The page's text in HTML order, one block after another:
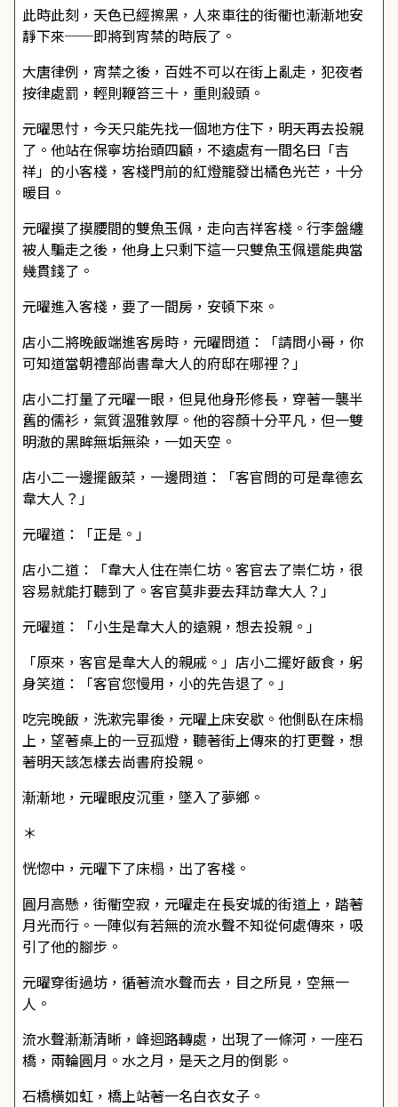
此時此刻，天色已經擦黑，人來車往的街衢也漸漸地安
靜下來──即將到宵禁的時辰了。
大唐律例，宵禁之後，百姓不可以在街上亂走，犯夜者
按律處罰，輕則鞭笞三十，重則殺頭。
元曜思忖，今天只能先找一個地方住下，明天再去投親
了。他站在保寧坊抬頭四顧，不遠處有一間名曰「吉
祥」的小客棧，客棧門前的紅燈籠發出橘色光芒，十分
暖目。
元曜摸了摸腰間的雙魚玉佩，走向吉祥客棧。行李盤纏
被人騙走之後，他身上只剩下這一只雙魚玉佩還能典當
幾貫錢了。
元曜進入客棧，要了一間房，安頓下來。
店小二將晚飯端進客房時，元曜問道：「請問小哥，你
可知道當朝禮部尚書韋大人的府邸在哪裡？」
店小二打量了元曜一眼，但見他身形修長，穿著一襲半
舊的儒衫，氣質溫雅敦厚。他的容顏十分平凡，但一雙
明澈的黑眸無垢無染，一如天空。
店小二一邊擺飯菜，一邊問道：「客官問的可是韋德玄
韋大人？」
元曜道：「正是。」
店小二道：「韋大人住在崇仁坊。客官去了崇仁坊，很
容易就能打聽到了。客官莫非要去拜訪韋大人？」
元曜道：「小生是韋大人的遠親，想去投親。」
「原來，客官是韋大人的親戚。」店小二擺好飯食，躬
身笑道：「客官您慢用，小的先告退了。」
吃完晚飯，洗漱完畢後，元曜上床安歇。他側臥在床榻
上，望著桌上的一豆孤燈，聽著街上傳來的打更聲，想
著明天該怎樣去尚書府投親。
漸漸地，元曜眼皮沉重，墜入了夢鄉。
＊
恍惚中，元曜下了床榻，出了客棧。
圓月高懸，街衢空寂，元曜走在長安城的街道上，踏著
月光而行。一陣似有若無的流水聲不知從何處傳來，吸
引了他的腳步。
元曜穿街過坊，循著流水聲而去，目之所見，空無一
人。
流水聲漸漸清晰，峰迴路轉處，出現了一條河，一座石
橋，兩輪圓月。水之月，是天之月的倒影。
石橋橫如虹，橋上站著一名白衣女子。